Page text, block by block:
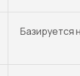
Базируется